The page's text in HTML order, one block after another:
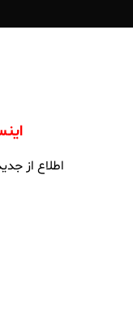
اطلاع از